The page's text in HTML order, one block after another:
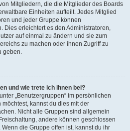
Mitgliedern, die die Mitglieder des Boards
Einheiten aufteilt. Jedes Mitglied
und jeder Gruppe können
Dies erleichtert es den Administratoren,
auf einmal zu ändern und sie zum
zu machen oder ihnen Zugriff zu
geben.
und wie trete ich ihnen bei?
„Benutzergruppen“ im persönlichen
kannst du dies mit der
Nicht alle Gruppen sind allgemein
andere können geschlossen
die Gruppe offen ist, kannst du ihr